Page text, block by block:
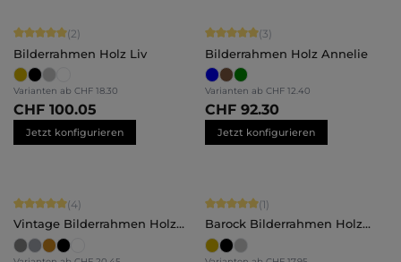
Durchschnittliche Bewertung von 5 von 5 Sternen
(2)
Bilderrahmen Holz Liv
Varianten ab CHF 18.30
CHF 100.05
Jetzt konfigurieren
Durchschnittliche Bewertung von 5
(3)
Bilderrahmen Holz Annelie
Varianten ab CHF 12.40
CHF 92.30
Jetzt konfigurieren
Durchschnittliche Bewertung von 5 von 5 Sternen
(4)
Vintage Bilderrahmen Holz
Isabella
Durchschnittliche Bewertung von 5
(1)
Barock Bilderrahmen Holz
Daria